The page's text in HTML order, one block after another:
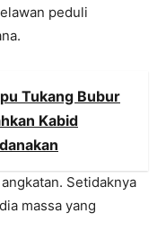
peduli
Tukang Bubur
Kabid
Setidaknya
massa yang